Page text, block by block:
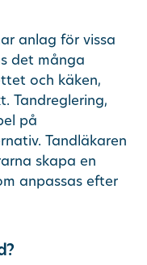
anlag för vissa
det många
och käken,
Tandreglering,
på
Tandläkaren
skapa en
anpassas efter